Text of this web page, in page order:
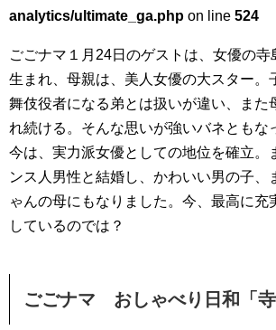
analytics/ultimate_ga.php on line 524
ごごナマ１月24日のゲストは、女優の寺
生まれ、母親は、美人女優の大スター。
舞伎役者になる弟とは扱いが違い、また
れ続ける。そんな思いが強いバネともな
今は、実力派女優としての地位を確立。
ンス人男性と結婚し、かわいい男の子、
ゃんの母にもなりました。今、最高に充
しているのでは？
ごごナマ おしゃべり日和「寺